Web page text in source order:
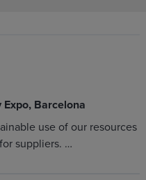
Barcelona
use of our resources
suppliers. …